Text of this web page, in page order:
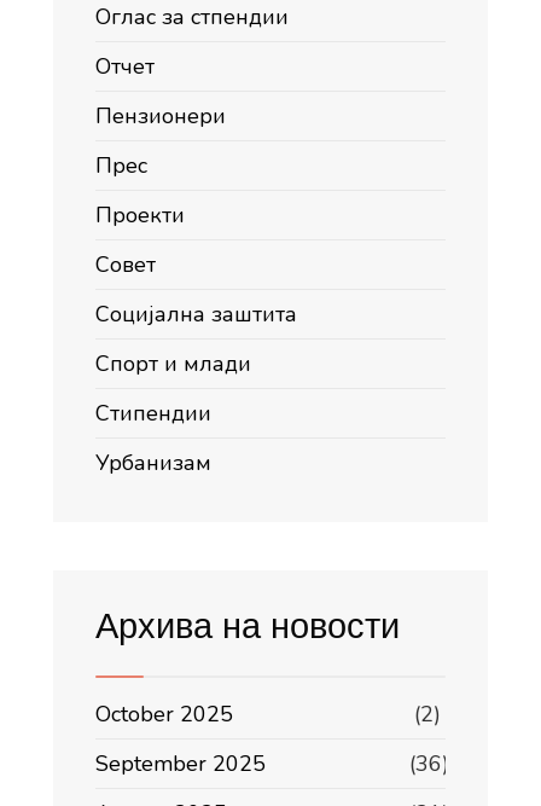
Оглас за стпендии
Отчет
Пензионери
Прес
Проекти
Совет
Социјална заштита
Спорт и млади
Стипендии
Урбанизам
Архива на новости
October 2025
(2)
September 2025
(36)